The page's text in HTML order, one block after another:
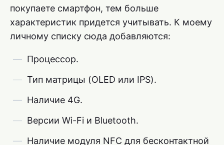
покупаете смартфон, тем больше
характеристик придется учитывать. К моему
личному списку сюда добавляются:
Процессор.
Тип матрицы (OLED или IPS).
Наличие 4G.
Версии Wi-Fi и Bluetooth.
Наличие модуля NFC для бесконтактной